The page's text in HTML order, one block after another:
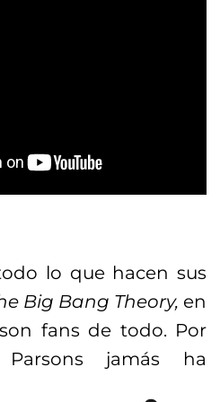
lo que hacen sus
Big Bang Theory, en
fans de todo. Por
jamás ha